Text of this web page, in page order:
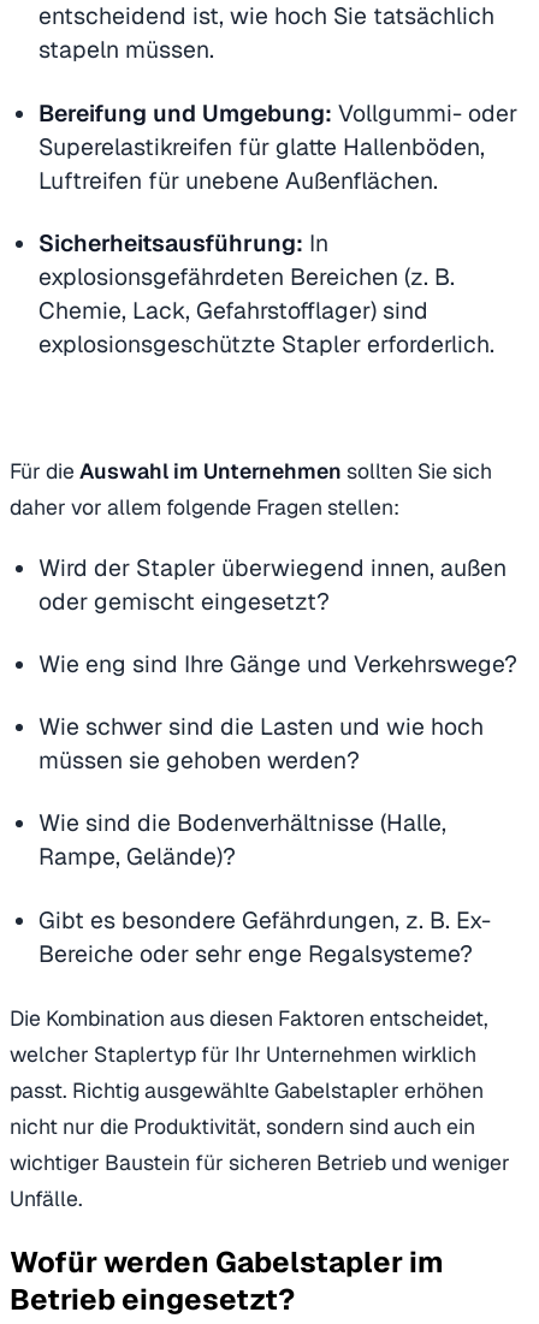
entscheidend ist, wie hoch Sie tatsächlich
stapeln müssen.
Bereifung und Umgebung: Vollgummi- oder
Superelastikreifen für glatte Hallenböden,
Luftreifen für unebene Außenflächen.
Sicherheitsausführung: In
explosionsgefährdeten Bereichen (z. B.
Chemie, Lack, Gefahrstofflager) sind
explosionsgeschützte Stapler erforderlich.
Für die Auswahl im Unternehmen sollten Sie sich
daher vor allem folgende Fragen stellen:
Wird der Stapler überwiegend innen, außen
oder gemischt eingesetzt?
Wie eng sind Ihre Gänge und Verkehrswege?
Wie schwer sind die Lasten und wie hoch
müssen sie gehoben werden?
Wie sind die Bodenverhältnisse (Halle,
Rampe, Gelände)?
Gibt es besondere Gefährdungen, z. B. Ex-
Bereiche oder sehr enge Regalsysteme?
Die Kombination aus diesen Faktoren entscheidet,
welcher Staplertyp für Ihr Unternehmen wirklich
passt. Richtig ausgewählte Gabelstapler erhöhen
nicht nur die Produktivität, sondern sind auch ein
wichtiger Baustein für sicheren Betrieb und weniger
Unfälle.
Wofür werden Gabelstapler im
Betrieb eingesetzt?